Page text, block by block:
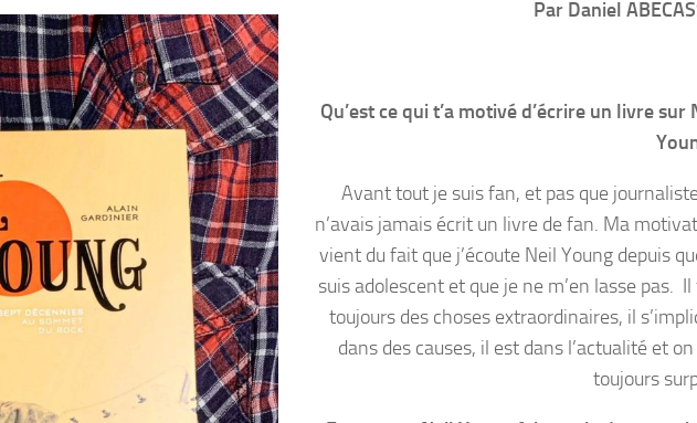
Par Daniel
Qu’est ce qui t’a motivé d’écrire un livre sur
Avant tout je suis fan, et pas que
n’avais jamais écrit un livre de fan. Ma
vient du fait que j’écoute Neil Young depuis
suis adolescent et que je ne m’en lasse pas.
toujours des choses extraordinaires, il
dans des causes, il est dans l’actualité et
toujours